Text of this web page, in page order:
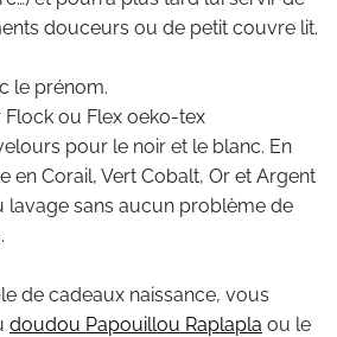
douceurs ou de petit couvre lit.
le prénom.
Flock ou Flex oeko-tex
pour le noir et le blanc. En
en Corail, Vert Cobalt, Or et Argent
lavage sans aucun problème de
de cadeaux naissance, vous
doudou Papouillou Raplapla ou le